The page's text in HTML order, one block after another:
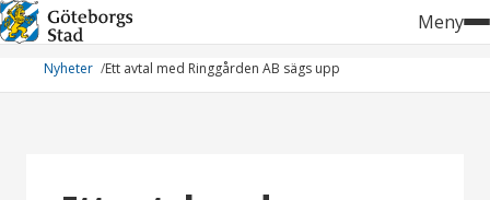
Hoppa
till
innehåll
Meny
Nyheter Ett avtal med Ringgården AB sägs upp